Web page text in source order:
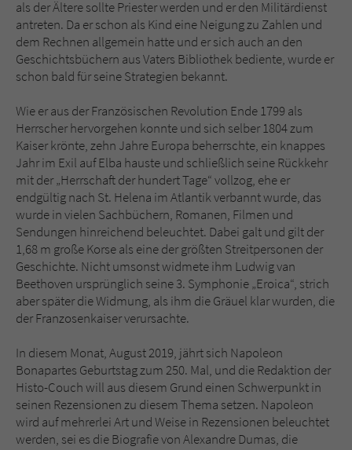
als der Ältere sollte Priester werden und er den Militärdienst
antreten. Da er schon als Kind eine Neigung zu Zahlen und
dem Rechnen allgemein hatte und er sich auch an den
Geschichtsbüchern aus Vaters Bibliothek bediente, wurde er
schon bald für seine Strategien bekannt.
Wie er aus der Französischen Revolution Ende 1799 als
Herrscher hervorgehen konnte und sich selber 1804 zum
Kaiser krönte, zehn Jahre Europa beherrschte, ein knappes
Jahr im Exil auf Elba hauste und schließlich seine Rückkehr
mit der „Herrschaft der hundert Tage“ vollzog, ehe er
endgültig nach St. Helena im Atlantik verbannt wurde, das
wurde in vielen Sachbüchern, Romanen, Filmen und
Sendungen hinreichend beleuchtet. Dabei galt und gilt der
1,68 m große Korse als eine der größten Streitpersonen der
Geschichte. Nicht umsonst widmete ihm Ludwig van
Beethoven ursprünglich seine 3. Symphonie „Eroica“, strich
aber später die Widmung, als ihm die Gräuel klar wurden, die
der Franzosenkaiser verursachte.
In diesem Monat, August 2019, jährt sich Napoleon
Bonapartes Geburtstag zum 250. Mal, und die Redaktion der
Histo-Couch will aus diesem Grund einen Schwerpunkt in
seinen Rezensionen zu diesem Thema setzen. Napoleon
wird auf mehrerlei Art und Weise in Rezensionen beleuchtet
werden, sei es die Biografie von Alexandre Dumas, die
Name tx_pwcomments_ahash
Anbieter Literatur-Couch Medien GmbH & Co. KG
Laufzeit 1 Jahr
Zweck Cookie für Kommentare einzelner Buchtitel
Name fe_typo_user
Anbieter Literatur-Couch Medien GmbH & Co. KG
Laufzeit Session
Dieses Cookie gewährleistet die
Kommunikation der Webseite mit dem
Sicherheitscode des Kontaktformulars zu
überprüfen.